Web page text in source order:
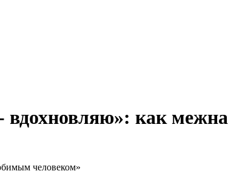
как
человеком»